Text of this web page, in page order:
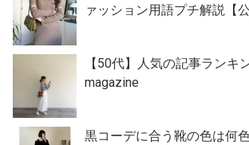
ァッション用語プチ解説【公
【50代】人気の記事ランキ
magazine
黒コーデに合う靴の色は何